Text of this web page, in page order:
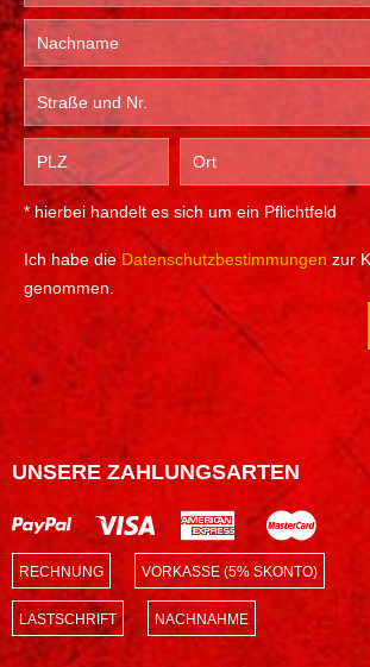
* hierbei handelt es sich um ein Pflichtfeld
Ich habe die Datenschutzbestimmungen zur
genommen.
UNSERE ZAHLUNGSARTEN
RECHNUNG VORKASSE (5% SKONTO)
LASTSCHRIFT NACHNAHME